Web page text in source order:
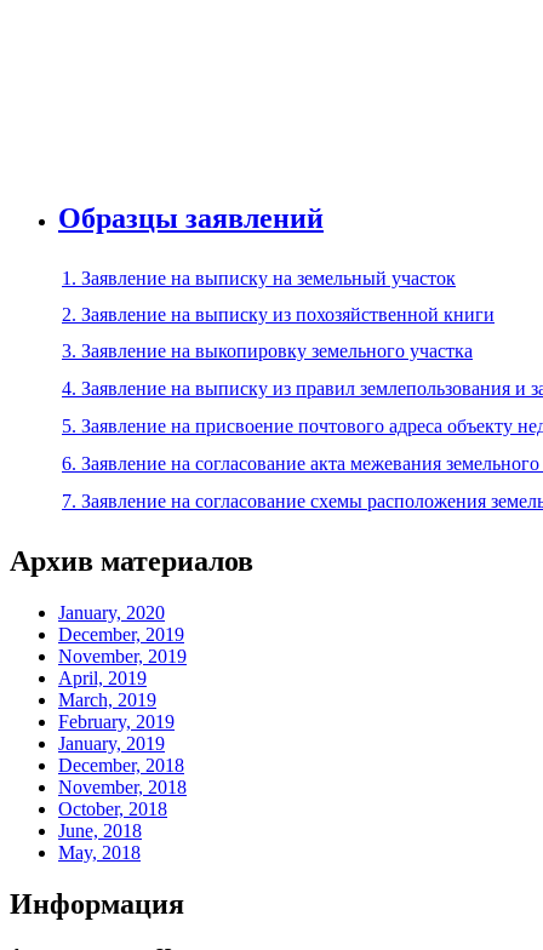
Образцы заявлений
1. Заявление на выписку на земельный участок
2. Заявление на выписку из похозяйственной книги
3. Заявление на выкопировку земельного участка
4. Заявление на выписку из правил землепользования и
5. Заявление на присвоение почтового адреса объекту
6. Заявление на согласование акта межевания земельного
7. Заявление на согласование схемы расположения
Архив материалов
January, 2020
December, 2019
November, 2019
April, 2019
March, 2019
February, 2019
January, 2019
December, 2018
November, 2018
October, 2018
June, 2018
May, 2018
Информация